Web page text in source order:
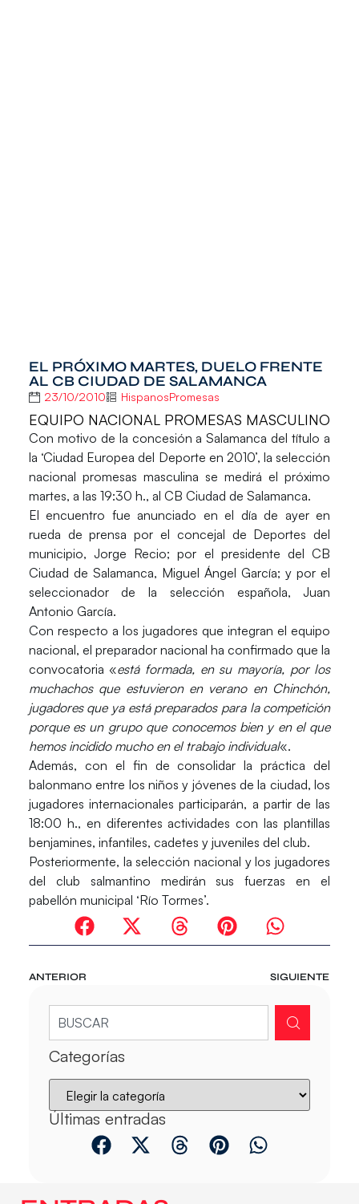
EL PRÓXIMO MARTES, DUELO FRENTE
AL CB CIUDAD DE SALAMANCA
23/10/2010 HispanosPromesas
EQUIPO NACIONAL PROMESAS MASCULINO
Con motivo de la concesión a Salamanca del título a
la ‘Ciudad Europea del Deporte en 2010’, la selección
nacional promesas masculina se medirá el próximo
martes, a las 19:30 h., al CB Ciudad de Salamanca.
El encuentro fue anunciado en el día de ayer en
rueda de prensa por el concejal de Deportes del
municipio, Jorge Recio; por el presidente del CB
Ciudad de Salamanca, Miguel Ángel García; y por el
seleccionador de la selección española, Juan
Antonio García.
Con respecto a los jugadores que integran el equipo
nacional, el preparador nacional ha confirmado que la
convocatoria «está formada, en su mayoría, por los
muchachos que estuvieron en verano en Chinchón,
jugadores que ya está preparados para la competición
porque es un grupo que conocemos bien y en el que
hemos incidido mucho en el trabajo individual«.
Además, con el fin de consolidar la práctica del
balonmano entre los niños y jóvenes de la ciudad, los
jugadores internacionales participarán, a partir de las
18:00 h., en diferentes actividades con las plantillas
benjamines, infantiles, cadetes y juveniles del club.
Posteriormente, la selección nacional y los jugadores
del club salmantino medirán sus fuerzas en el
pabellón municipal ‘Río Tormes’.
ANTERIOR SIGUIENTE
Categorías
Últimas entradas